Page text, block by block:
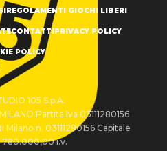
REGOLAMENTI GIOCHI LIBERI
CONTATTI PRIVACY POLICY
POLICY
105 S.p.A.
Partita Iva 03111280156
n. 03111280156 Capitale
780.000,00 i.v.